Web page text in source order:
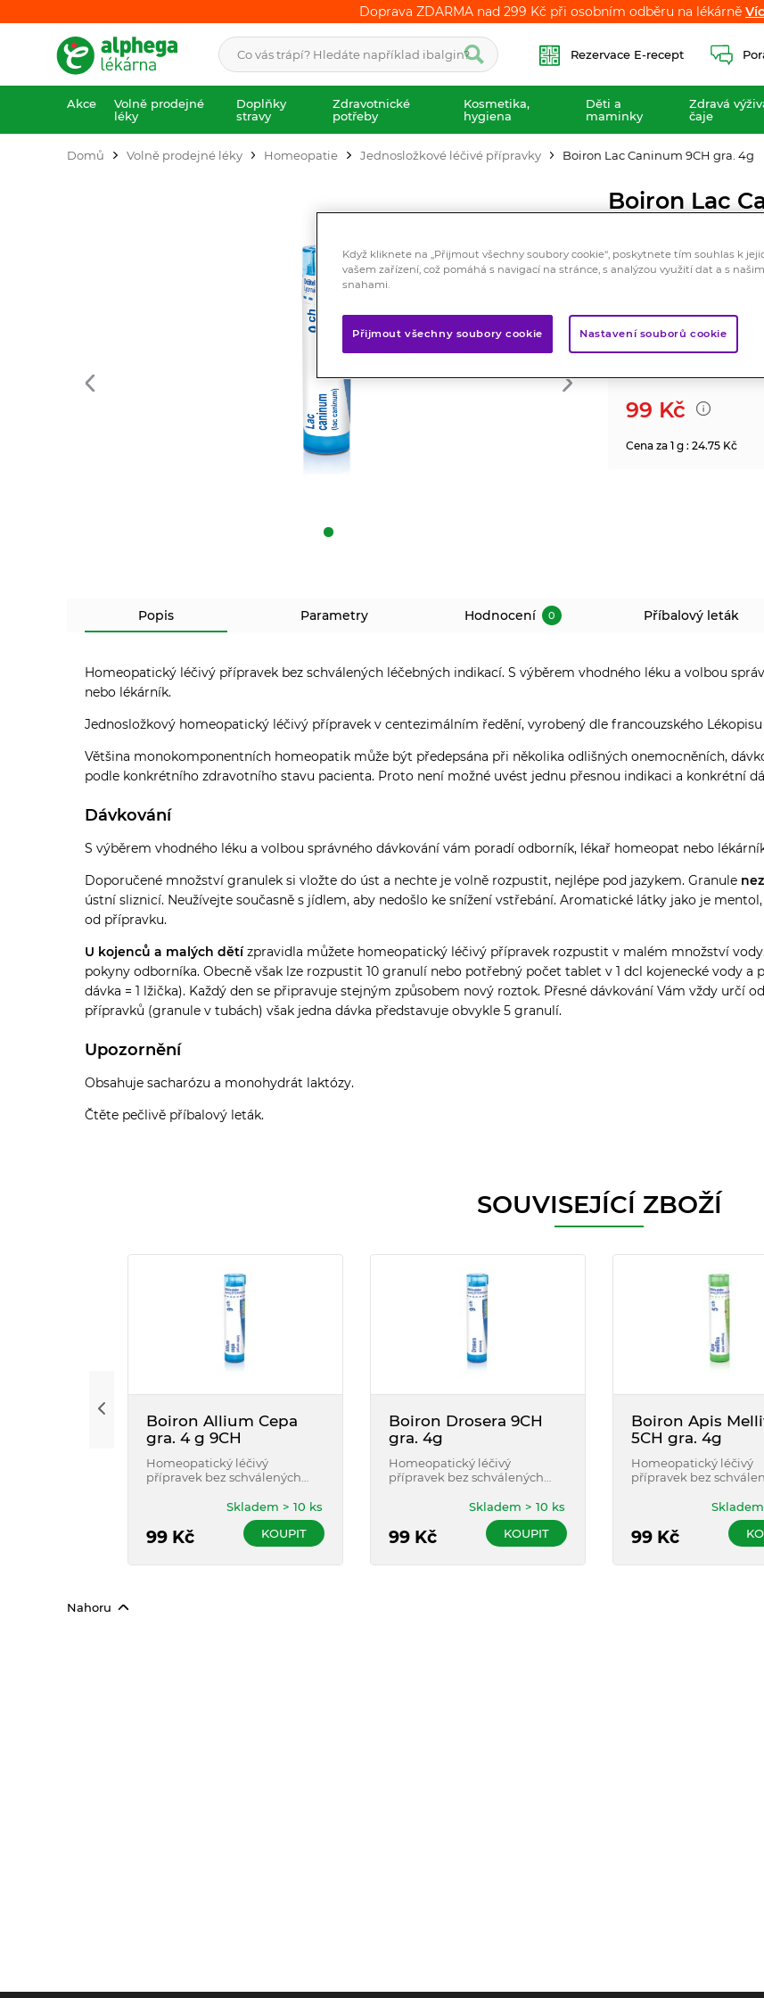
Doprava ZDARMA nad 299 Kč při osobním odběru na lékárně
Doprava ZDARMA nad 299 Kč při osobním odběru na lékárně
Rezervace E-recept
Akce
Volně prodejné
léky
Doplňky
stravy
Zdravotnické
potřeby
Kosmetika,
hygiena
Děti a
maminky
Zdravá
čaje
Domů Volně prodejné léky Homeopatie Jednosložkové léčivé přípravky Boiron Lac Caninum 9CH gra. 4g
Boiron Lac
Homeopatický léčivý
Hodnocení
99 Kč
Cena za 1 g : 24.75 Kč
Popis Parametry Hodnocení 0 Příbalový leták
Homeopatický léčivý přípravek bez schválených léčebných indikací. S výběrem vhodného léku a volbou
nebo lékárník.
Jednosložkový homeopatický léčivý přípravek v centezimálním ředění, vyrobený dle francouzského
Většina monokomponentních homeopatik může být předepsána při několika odlišných onemocněních,
podle konkrétního zdravotního stavu pacienta. Proto není možné uvést jednu přesnou indikaci a konkrétní
Dávkování
S výběrem vhodného léku a volbou správného dávkování vám poradí odborník, lékař homeopat nebo
Doporučené množství granulek si vložte do úst a nechte je volně rozpustit, nejlépe pod jazykem. Granule
ústní sliznicí. Neužívejte současně s jídlem, aby nedošlo ke snížení vstřebání. Aromatické látky jako je
od přípravku.
U kojenců a malých dětízpravidla můžete homeopatický léčivý přípravek rozpustit v malém množství
pokyny odborníka. Obecně však lze rozpustit 10 granulí nebo potřebný počet tablet v 1 dcl kojenecké vody
dávka = 1 lžička). Každý den se připravuje stejným způsobem nový roztok. Přesné dávkování Vám vždy
přípravků (granule v tubách) však jedna dávka představuje obvykle 5 granulí.
Upozornění
Obsahuje sacharózu a monohydrát laktózy.
Čtěte pečlivě příbalový leták.
SOUVISEJÍCÍ ZBOŽÍ
Boiron Allium Cepa
gra. 4 g 9CH
Homeopatický léčivý
přípravek bez schválených
99Kč
Skladem > 10 ks
KOUPIT
Boiron Drosera 9CH
gra. 4g
Homeopatický léčivý
přípravek bez schválených
99Kč
Skladem > 10 ks
KOUPIT
Boiron Apis
5CH gra. 4g
Homeopatický léčivý
přípravek bez
99Kč
Nahoru
Když kliknete na „Přijmout všechny soubory cookie“, poskytnete tím souhlas k
vašem zařízení, což pomáhá s navigací na stránce, s analýzou využití dat a s
snahami.
Přijmout všechny soubory cookie Nastavení souborů cookie